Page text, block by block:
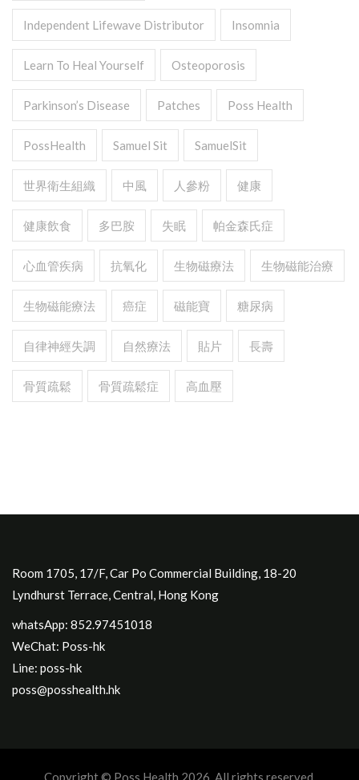
Independent Lifewave Distributor Insomnia
Learn To Heal Yourself Osteoporosis
Parkinson’s Disease Patches Poss Health
PossHealth Samuel Sit SamuelSit
世界衛生組織 中風 人參粉 健康
健康飲食 多巴胺 失眠 帕金森氏症
心血管疾病 抗氧化 生物磁療法 生物磁能治療
生物磁能療法 癌症 磁能寶 糖尿病
自律神經失調 自然療法 貼片 長壽
骨質疏鬆 骨質疏鬆症 高血壓
Room 1705, 17/F, Car Po Commercial Building, 18-20
Lyndhurst Terrace, Central, Hong Kong
whatsApp: 852.97451018
WeChat: Poss-hk
Line: poss-hk
poss@posshealth.hk